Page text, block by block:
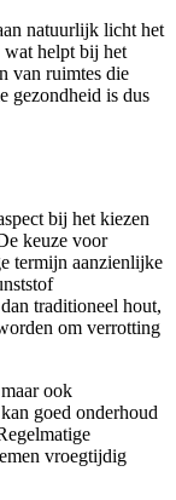
natuurlijk licht het
wat helpt bij het
van ruimtes die
gezondheid is dus
bij het kiezen
keuze voor
termijn aanzienlijke
traditioneel hout,
om verrotting
ook
goed onderhoud
vroegtijdig